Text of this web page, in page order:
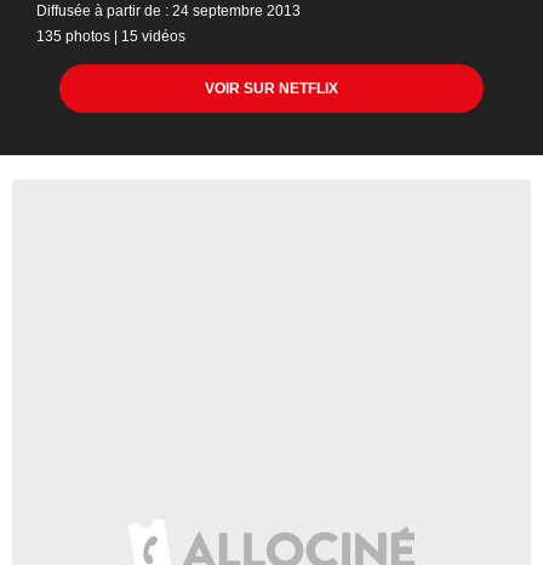
Diffusée à partir de : 24 septembre 2013
135 photos | 15 vidéos
VOIR SUR NETFLIX